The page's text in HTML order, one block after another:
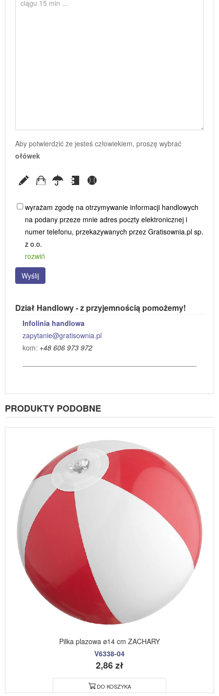
Aby potwierdzić że jesteś człowiekiem, proszę wybrać
ołówek
wyrażam zgodę na otrzymywanie informacji handlowych
na podany przeze mnie adres poczty elektronicznej i
numer telefonu, przekazywanych przez Gratisownia.pl sp.
z o.o.
rozwiń
Wyślij
Dział Handlowy - z przyjemnością pomożemy!
Infolinia handlowa
zapytanie@gratisownia.pl
kom: +48 606 973 972
PRODUKTY PODOBNE
Pilka plazowa ø14 cm ZACHARY
V6338-04
2,86 zł
DO KOSZYKA